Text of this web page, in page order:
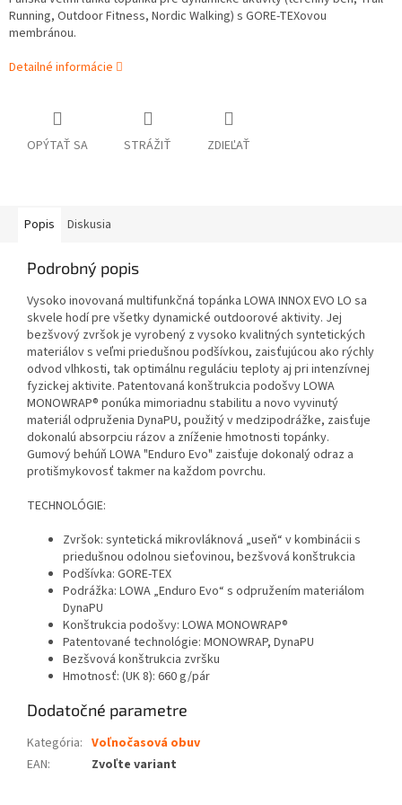
Running, Outdoor Fitness, Nordic Walking) s GORE-TEXovou
membránou.
Detailné informácie
OPÝTAŤ SA STRÁŽIŤ ZDIEĽAŤ
Popis Diskusia
Podrobný popis
Vysoko inovovaná multifunkčná topánka LOWA INNOX EVO LO sa
skvele hodí pre všetky dynamické outdoorové aktivity. Jej
bezšvový zvršok je vyrobený z vysoko kvalitných syntetických
materiálov s veľmi priedušnou podšívkou, zaisťujúcou ako rýchly
odvod vlhkosti, tak optimálnu reguláciu teploty aj pri intenzívnej
fyzickej aktivite. Patentovaná konštrukcia podošvy LOWA
MONOWRAP® ponúka mimoriadnu stabilitu a novo vyvinutý
materiál odpruženia DynaPU, použitý v medzipodrážke, zaisťuje
dokonalú absorpciu rázov a zníženie hmotnosti topánky.
Gumový behúň LOWA "Enduro Evo" zaisťuje dokonalý odraz a
protišmykovosť takmer na každom povrchu.
TECHNOLÓGIE:
Zvršok: syntetická mikrovláknová „useň“ v kombinácii s
priedušnou odolnou sieťovinou, bezšvová konštrukcia
Podšívka: GORE-TEX
Podrážka: LOWA „Enduro Evo“ s odpružením materiálom
DynaPU
Konštrukcia podošvy: LOWA MONOWRAP®
Patentované technológie: MONOWRAP, DynaPU
Bezšvová konštrukcia zvršku
Hmotnosť: (UK 8): 660 g/pár
Dodatočné parametre
Kategória: Voľnočasová obuv
EAN: Zvoľte variant